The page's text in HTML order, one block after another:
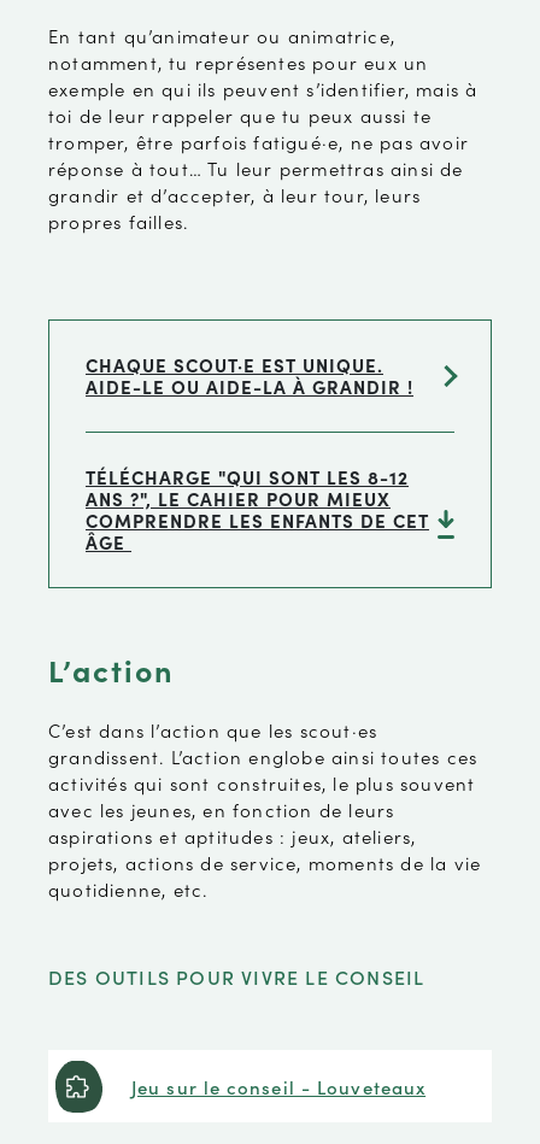
En tant qu’animateur ou animatrice,
notamment, tu représentes pour eux un
exemple en qui ils peuvent s’identifier, mais à
toi de leur rappeler que tu peux aussi te
tromper, être parfois fatigué·e, ne pas avoir
réponse à tout… Tu leur permettras ainsi de
grandir et d’accepter, à leur tour, leurs
propres failles.
CHAQUE SCOUT·E EST UNIQUE.
AIDE-LE OU AIDE-LA À GRANDIR !
TÉLÉCHARGE "QUI SONT LES 8-12
ANS ?", LE CAHIER POUR MIEUX
COMPRENDRE LES ENFANTS DE CET
ÂGE
L’action
C’est dans l’action que les scout·es
grandissent. L’action englobe ainsi toutes ces
activités qui sont construites, le plus souvent
avec les jeunes, en fonction de leurs
aspirations et aptitudes : jeux, ateliers,
projets, actions de service, moments de la vie
quotidienne, etc.
DES OUTILS POUR VIVRE LE CONSEIL
Jeu sur le conseil - Louveteaux